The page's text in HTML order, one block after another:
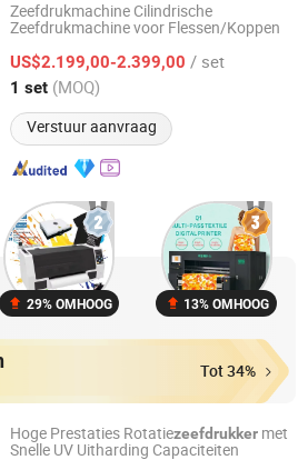
Zeefdrukmachine Cilindrische
Zeefdrukmachine voor Flessen/Koppen
US$2.199,00-2.399,00 / set
1 set (MOQ)
Verstuur aanvraag
Co., Ltd.
Sinds 2021
29% OMHOOG 13% OMHOOG
Tot 34%
Hoge Prestaties Rotatiezeefdrukker met
Snelle UV Uitharding Capaciteiten
Co., Ltd.